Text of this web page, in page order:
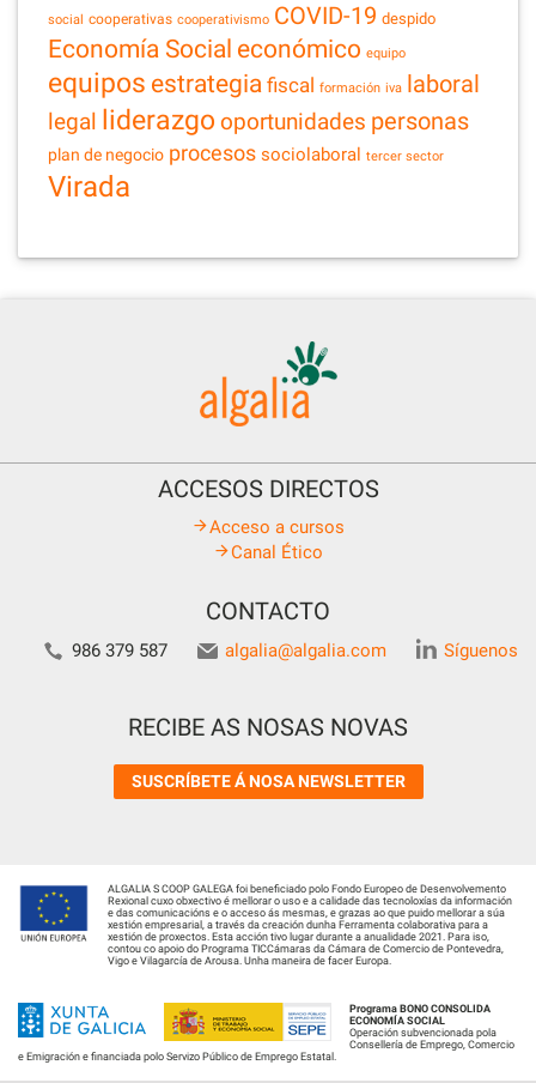
social cooperativas cooperativismo COVID-19 despido
Economía Social económico equipo
equipos estrategia fiscal formación iva laboral
legal liderazgo oportunidades personas
plan de negocio procesos sociolaboral tercer sector
Virada
ACCESOS DIRECTOS
Acceso a cursos
Canal Ético
CONTACTO
986 379 587 algalia@algalia.com Síguenos
RECIBE AS NOSAS NOVAS
SUSCRÍBETE Á NOSA NEWSLETTER
ALGALIA S COOP GALEGA foi beneficiado polo Fondo Europeo de Desenvolvemento
Rexional cuxo obxectivo é mellorar o uso e a calidade das tecnoloxías da información
e das comunicacións e o acceso ás mesmas, e grazas ao que puido mellorar a súa
xestión empresarial, a través da creación dunha Ferramenta colaborativa para a
xestión de proxectos. Esta acción tivo lugar durante a anualidade 2021. Para iso,
contou co apoio do Programa TICCámaras da Cámara de Comercio de Pontevedra,
Vigo e Vilagarcía de Arousa. Unha maneira de facer Europa.
Programa BONO CONSOLIDA
ECONOMÍA SOCIAL
Operación subvencionada pola
Consellería de Emprego, Comercio
e Emigración e financiada polo Servizo Público de Emprego Estatal.